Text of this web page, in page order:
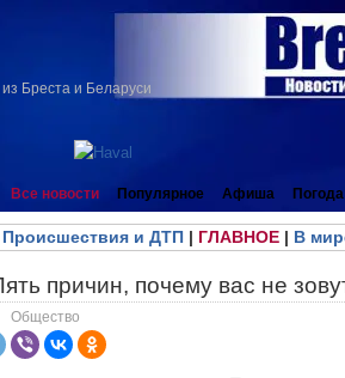
Бреста и Беларуси
Все новости Популярное Афиша Погода
Происшествия и ДТП| ГЛАВНОЕ| В
причин, почему вас не
Общество